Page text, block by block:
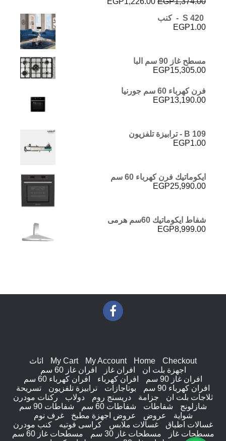
تم التقييم
5.00 من 5
EGP1.00
مسطح غاز 90 سم البا
EGP15,305.00
فرن كھرباء 60 سم جورنيا
EGP13,190.00
B 109 - ترابيزة تلفزيون
EGP1.00
ايكوماتيك فرن كهرباء 60 سم
EGP25,990.00
شفاط ايكوماتيك 60سم هرمى
EGP8,999.00
Checkout
Home
My Account
My Cart
اثاث
اجهزة بلت ان
افران غاز
افران غاز 60 سم
افران غاز 90 سم
افران كهرباء
افران كهرباء 60 سم
افران كهرباء 90 سم
بوتاجازات ترابيزة تلفزيون
تسريحة
ثلاجات بلت ان
جزامة دريسنج روم دولاب
ركنات مودرن
شازلونج
شفاطات شفاطات 60 سم
شفاطات 90 سم
شواية
عروض عروض اجهزة مطبخ
غرف نوم
غسالات اطباق
غسالات ملابس كراسى فوتيه
كنب مودرن
مسطحات غاز
مسطحات غاز 30 سم
مسطحات غاز 60 سم